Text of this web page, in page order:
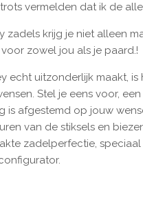
vermelden dat ik de
zadels krijg je niet alleen
zowel jou als je paard.!
echt uitzonderlijk maakt,
Stel je eens voor,
is afgestemd op jouw
van de stiksels en
zadelperfectie,